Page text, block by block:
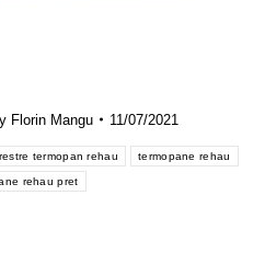
Florin Mangu 11/07/2021
termopan rehau termopane rehau
rehau pret